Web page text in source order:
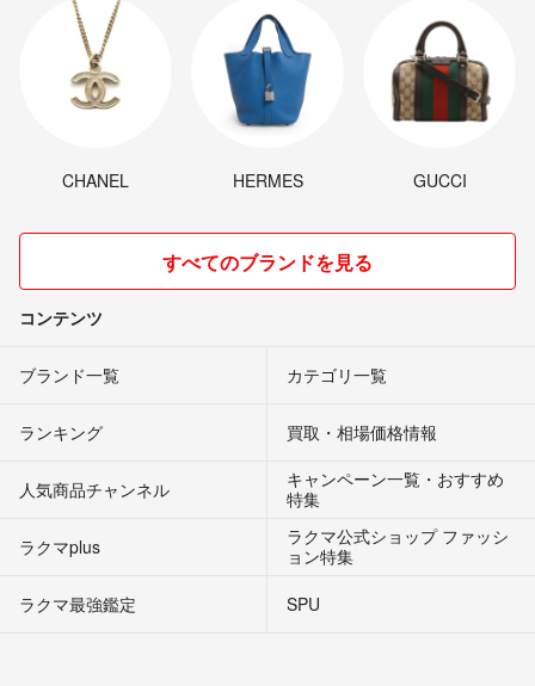
CHANEL HERMES GUCCI
すべてのブランドを見る
コンテンツ
ブランド一覧 カテゴリ一覧
ランキング 買取・相場価格情報
人気商品チャンネル
キャンペーン一覧・おすすめ
特集
ラクマplus
ラクマ公式ショップ ファッシ
ョン特集
ラクマ最強鑑定
SPU